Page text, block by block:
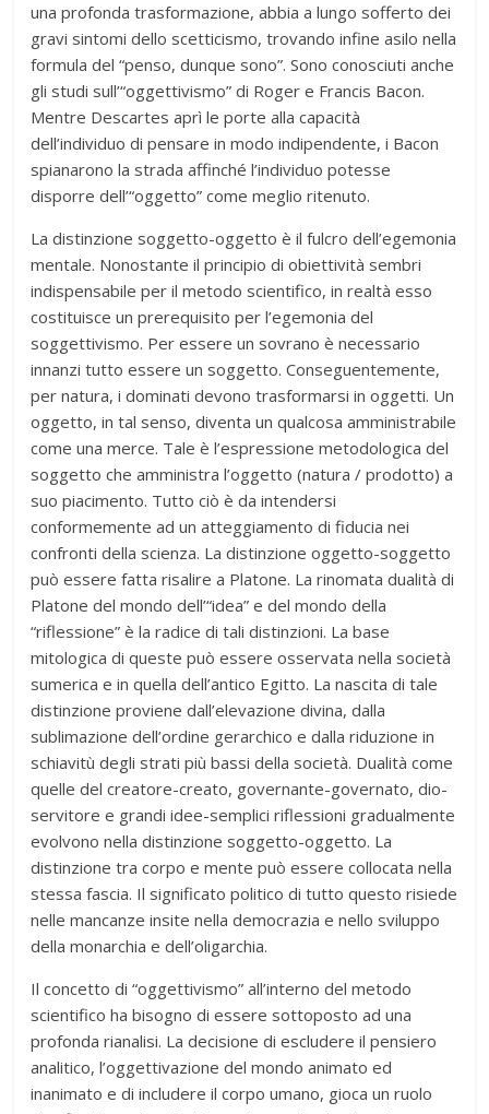
una profonda trasformazione, abbia a lungo sofferto dei
gravi sintomi dello scetticismo, trovando infine asilo nella
formula del “penso, dunque sono”. Sono conosciuti anche
gli studi sull’“oggettivismo” di Roger e Francis Bacon.
Mentre Descartes aprì le porte alla capacità
dell’individuo di pensare in modo indipendente, i Bacon
spianarono la strada affinché l’individuo potesse
disporre dell’“oggetto” come meglio ritenuto.
La distinzione soggetto-oggetto è il fulcro dell’egemonia
mentale. Nonostante il principio di obiettività sembri
indispensabile per il metodo scientifico, in realtà esso
costituisce un prerequisito per l’egemonia del
soggettivismo. Per essere un sovrano è necessario
innanzi tutto essere un soggetto. Conseguentemente,
per natura, i dominati devono trasformarsi in oggetti. Un
oggetto, in tal senso, diventa un qualcosa amministrabile
come una merce. Tale è l’espressione metodologica del
soggetto che amministra l’oggetto (natura / prodotto) a
suo piacimento. Tutto ciò è da intendersi
conformemente ad un atteggiamento di fiducia nei
confronti della scienza. La distinzione oggetto-soggetto
può essere fatta risalire a Platone. La rinomata dualità di
Platone del mondo dell’“idea” e del mondo della
“riflessione” è la radice di tali distinzioni. La base
mitologica di queste può essere osservata nella società
sumerica e in quella dell’antico Egitto. La nascita di tale
distinzione proviene dall’elevazione divina, dalla
sublimazione dell’ordine gerarchico e dalla riduzione in
schiavitù degli strati più bassi della società. Dualità come
quelle del creatore-creato, governante-governato, dio-
servitore e grandi idee-semplici riflessioni gradualmente
evolvono nella distinzione soggetto-oggetto. La
distinzione tra corpo e mente può essere collocata nella
stessa fascia. Il significato politico di tutto questo risiede
nelle mancanze insite nella democrazia e nello sviluppo
della monarchia e dell’oligarchia.
Il concetto di “oggettivismo” all’interno del metodo
scientifico ha bisogno di essere sottoposto ad una
profonda rianalisi. La decisione di escludere il pensiero
analitico, l’oggettivazione del mondo animato ed
inanimato e di includere il corpo umano, gioca un ruolo